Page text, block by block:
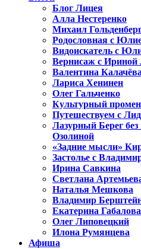
Блог Лицея
Алла Нестеренко
Михаил
Родословная с
Видоискатель с
Вернисаж с Ириной
Валентина
Лариса Хенинен
Олег Гальченко
Культурный
Путешествуем с
Лазурный Берег
Озолиной
«Задние мысли»
Застолье с
Ирина Савкина
Светлана
Наталья Мешкова
Владимир
Екатерина Габалова
Олег Липовецкий
Илона Румянцева
Афиша